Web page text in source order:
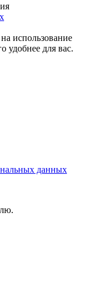
использование
удобнее для вас.
данных